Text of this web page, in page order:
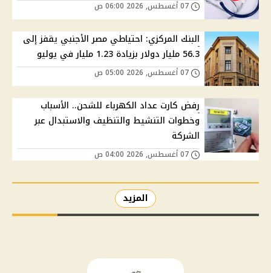
البنك المركزي: احتياطي مصر الأجنبي يقفز إلى
56.3 مليار دولار بزيادة 1.23 مليار في يوليو
رفض كارت عداد الكهرباء للشحن.. الأسباب
وخطوات التنشيط والتنظيف والاستبدال عبر
الشركة
المزيد